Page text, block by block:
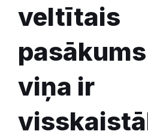
veltītais
viņa ir